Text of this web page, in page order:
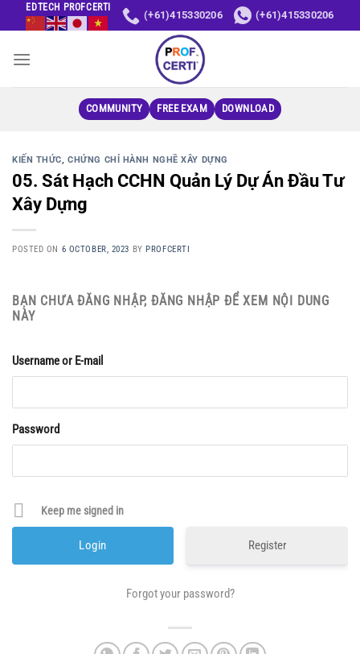
to
EDTECH PROFCERTI
(+61)415330206 (+61)415330206
COMMUNITY FREE EXAM DOWNLOAD
KIẾN THỨC,CHỨNG CHỈ HÀNH NGHỀ XÂY DỰNG
05. Sát Hạch CCHN Quản Lý Dự Án Đầu Tư
Xây Dựng
POSTED ON 6 OCTOBER, 2023 BYPROFCERTI
BẠN CHƯA ĐĂNG NHẬP, ĐĂNG NHẬP ĐỂ XEM NỘI DUNG
NÀY
Username or E-mail
Password
Keep me signed in
Register
Forgot your password?